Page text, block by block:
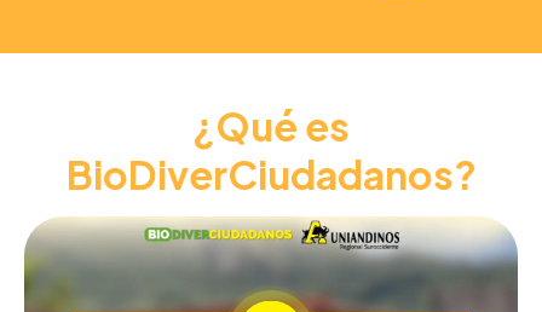
¿Qué es
BioDiverCiudadanos?